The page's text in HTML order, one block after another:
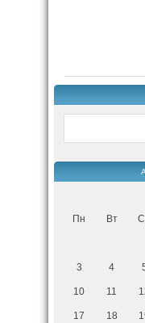
Пн Вт
3 4
10 11
17 18